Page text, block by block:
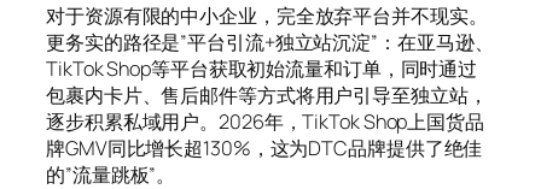
对于资源有限的中小企业，完全放弃平台并不现实。
更务实的路径是”平台引流+独立站沉淀”：在亚马逊、
TikTok Shop等平台获取初始流量和订单，同时通过
包裹内卡片、售后邮件等方式将用户引导至独立站，
逐步积累私域用户。2026年，TikTok Shop上国货品
牌GMV同比增长超130%，这为DTC品牌提供了绝佳
的”流量跳板”。